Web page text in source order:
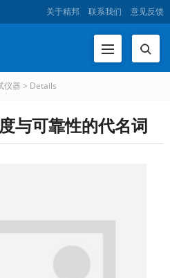
关于精邦 联系我们 意见反馈
仪器 > Details
与可靠性的代名词